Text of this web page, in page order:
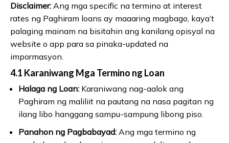
Disclaimer: Ang mga specific na termino at interest
rates ng Paghiram loans ay maaaring magbago, kaya’t
palaging mainam na bisitahin ang kanilang opisyal na
website o app para sa pinaka-updated na
impormasyon.
4.1 Karaniwang Mga Termino ng Loan
Halaga ng Loan:Karaniwang nag-aalok ang
Paghiram ng maliliit na pautang na nasa pagitan ng
ilang libo hanggang sampu-sampung libong piso.
Panahon ng Pagbabayad:Ang mga termino ng